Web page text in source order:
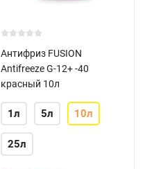
Антифриз FUSION
Antifreeze G-12+ -40
красный 10л
1л 5л 10л
25л